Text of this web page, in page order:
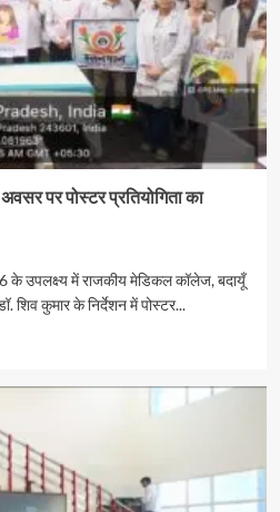
पर पोस्टर प्रतियोगिता का
के उपलक्ष्य में राजकीय मेडिकल कॉलेज, बदायूँ
डॉ. शिव कुमार के निर्देशन में पोस्टर...